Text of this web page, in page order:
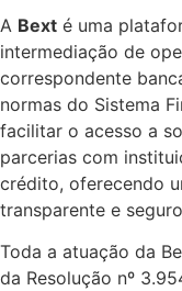
A Bext é uma
intermediação de
correspondente
normas do Sistema
facilitar o acesso a
parcerias com
crédito, oferecendo
transparente e
Toda a atuação da
da Resolução nº